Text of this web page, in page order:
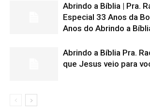
Abrindo a Bíblia | Pra.
Especial 33 Anos da
Anos do Abrindo a
Abrindo a Bíblia Pra.
que Jesus veio para